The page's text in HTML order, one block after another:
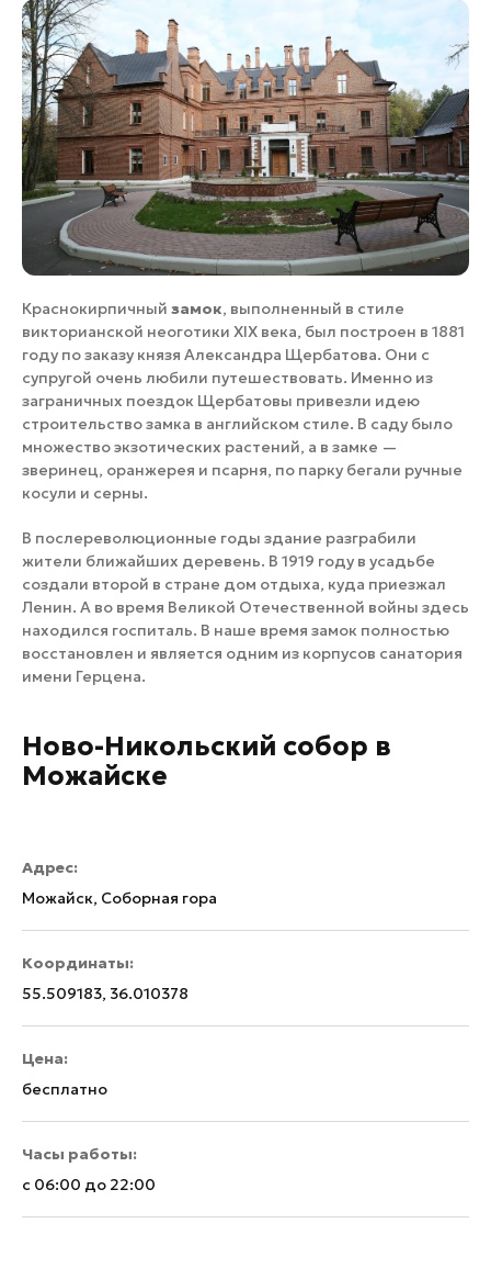
Краснокирпичный замок, выполненный в стиле
викторианской неоготики XIX века, был построен в 1881
году по заказу князя Александра Щербатова. Они с
супругой очень любили путешествовать. Именно из
заграничных поездок Щербатовы привезли идею
строительство замка в английском стиле. В саду было
множество экзотических растений, а в замке —
зверинец, оранжерея и псарня, по парку бегали ручные
косули и серны.
В послереволюционные годы здание разграбили
жители ближайших деревень. В 1919 году в усадьбе
создали второй в стране дом отдыха, куда приезжал
Ленин. А во время Великой Отечественной войны здесь
находился госпиталь. В наше время замок полностью
восстановлен и является одним из корпусов санатория
имени Герцена.
Ново-Никольский собор в
Можайске
Адрес:
Можайск, Соборная гора
Координаты:
55.509183, 36.010378
Цена:
бесплатно
Часы работы:
с 06:00 до 22:00